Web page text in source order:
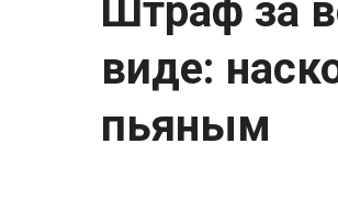
Штраф за
виде:
пьяным